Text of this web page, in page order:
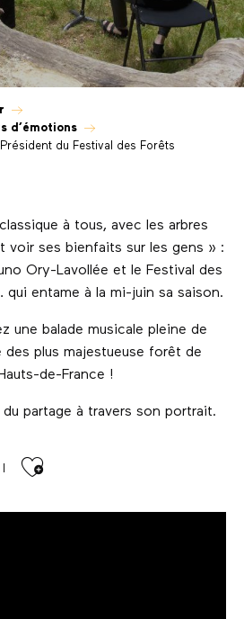
d’émotions
du Festival des Forêts
à tous, avec les arbres
voir ses bienfaits sur les gens » :
Ory-Lavollée et le Festival des
qui entame à la mi-juin sa saison.
une balade musicale pleine de
des plus majestueuse forêt de
de-France !
partage à travers son portrait.
Ajouter aux